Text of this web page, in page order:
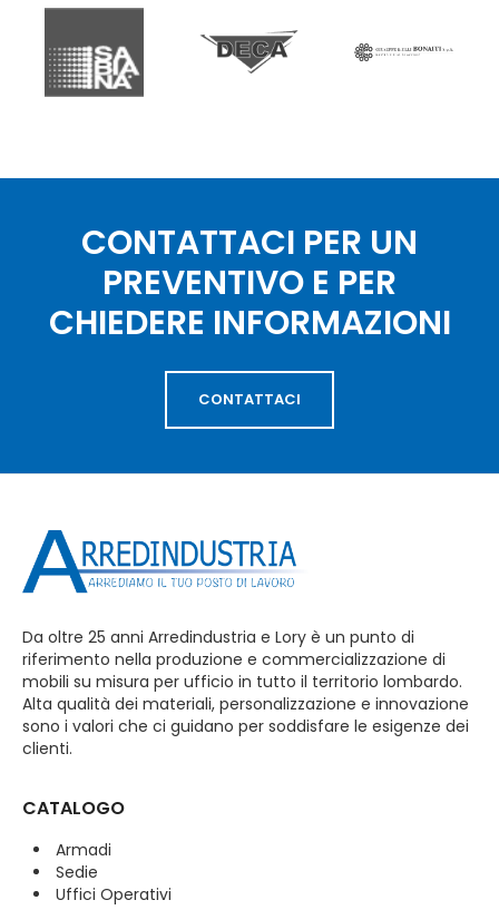
CONTATTACI PER UN
PREVENTIVO E PER
CHIEDERE INFORMAZIONI
CONTATTACI
Da oltre 25 anni Arredindustria e Lory è un punto di
riferimento nella produzione e commercializzazione di
mobili su misura per ufficio in tutto il territorio lombardo.
Alta qualità dei materiali, personalizzazione e innovazione
sono i valori che ci guidano per soddisfare le esigenze dei
clienti.
CATALOGO
Armadi
Sedie
Uffici Operativi